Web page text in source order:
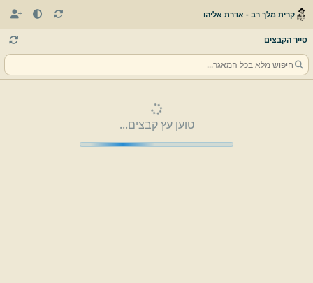
קרית מלך רב - אדרת אליהו
סייר הקבצים
טוען עץ קבצים...